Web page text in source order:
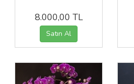
8.000,00 TL